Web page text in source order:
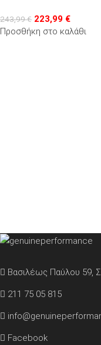
243,99€ 223,99 €
Προσθήκη στο καλάθι
Βασιλέως Παύλου 59,
211 75 05 815
Facebook